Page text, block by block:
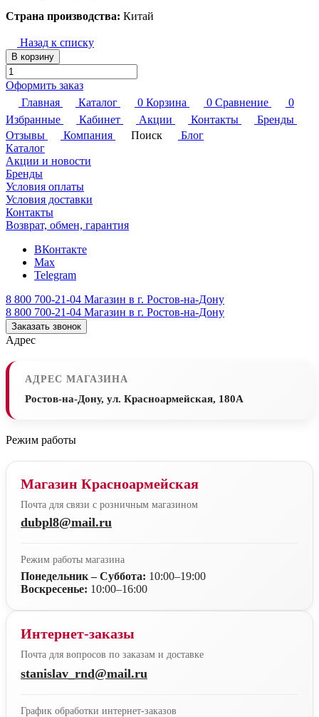
Страна производства: Китай
Назад к списку
В корзину
Оформить заказ
Главная
Каталог 0 Корзина 0 Сравнение
0
Избранные
Кабинет Акции Контакты
Бренды
Отзывы
Компания Поиск
Блог
Каталог
Акции и новости
Бренды
Условия оплаты
Условия доставки
Контакты
Возврат, обмен, гарантия
ВКонтакте
Max
Telegram
8 800 700-21-04 Магазин в г. Ростов-на-Дону
8 800 700-21-04 Магазин в г. Ростов-на-Дону
Заказать звонок
Адрес
АДРЕС МАГАЗИНА
Ростов-на-Дону, ул. Красноармейская, 180А
Режим работы
Магазин Красноармейская
Почта для связи с розничным магазином
dubpl8@mail.ru
Режим работы магазина
Понедельник – Суббота: 10:00–19:00
Воскресенье: 10:00–16:00
Интернет-заказы
Почта для вопросов по заказам и доставке
stanislav_rnd@mail.ru
График обработки интернет-заказов